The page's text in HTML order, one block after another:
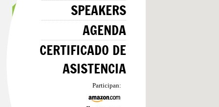
SPEAKERS
AGENDA
CERTIFICADO DE
ASISTENCIA
Participan: